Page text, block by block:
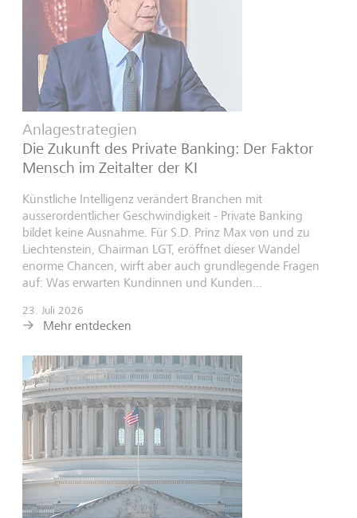
Anlagestrategien
Die Zukunft des Private Banking: Der Faktor
Mensch im Zeitalter der KI
Künstliche Intelligenz verändert Branchen mit
ausserordentlicher Geschwindigkeit - Private Banking
bildet keine Ausnahme. Für S.D. Prinz Max von und zu
Liechtenstein, Chairman LGT, eröffnet dieser Wandel
enorme Chancen, wirft aber auch grundlegende Fragen
auf: Was erwarten Kundinnen und Kunden...
23. Juli 2026
Mehr entdecken